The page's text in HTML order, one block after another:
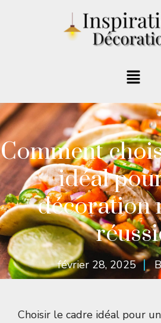
Comment
idéal
décoration
février 28, 2025
Choisir le cadre idéal pour